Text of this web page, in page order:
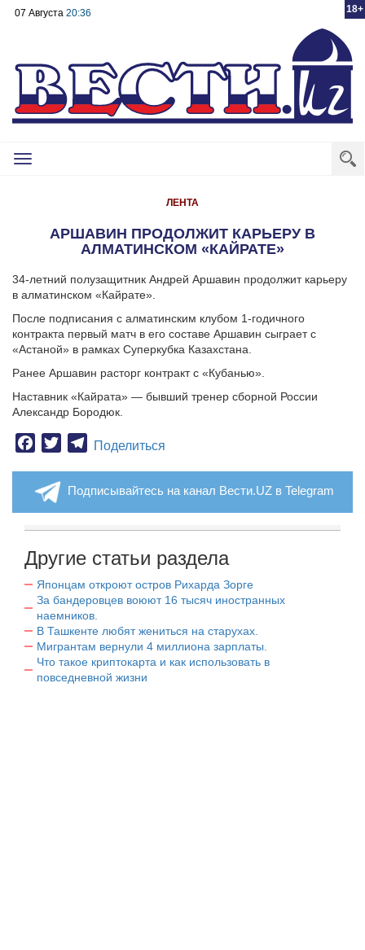
18+
07 Августа 20:36
Toggle
ЛЕНТА
АРШАВИН ПРОДОЛЖИТ КАРЬЕРУ В
АЛМАТИНСКОМ «КАЙРАТЕ»
34-летний полузащитник Андрей Аршавин продолжит карьеру
в алматинском «Кайрате».
После подписания с алматинским клубом 1-годичного
контракта первый матч в его составе Аршавин сыграет с
«Астаной» в рамках Суперкубка Казахстана.
Ранее Аршавин расторг контракт с «Кубанью».
Наставник «Кайрата» — бывший тренер сборной России
Александр Бородюк.
Facebook
TwitterTelegram
Поделиться
Подписывайтесь на канал Вести.UZ в Telegram
Другие статьи раздела
Японцам откроют остров Рихарда Зорге
За бандеровцев воюют 16 тысяч иностранных
наемников.
В Ташкенте любят жениться на старухах.
Мигрантам вернули 4 миллиона зарплаты.
Что такое криптокарта и как использовать в
повседневной жизни